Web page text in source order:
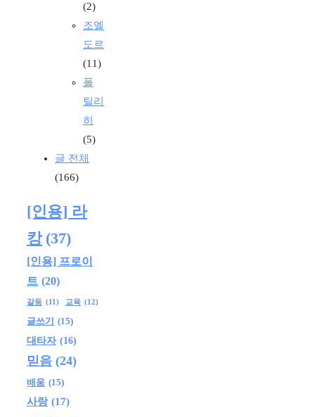
(2)
조엘
도르
(11)
폴
틸리
히
(5)
글 전체
(166)
[인용] 라
캉 (37)
[인용] 프로이
트 (20)
갈등 (11) 교육 (12)
글쓰기
(15)
대타자 (16)
믿음 (24)
배움 (15)
사랑 (17)